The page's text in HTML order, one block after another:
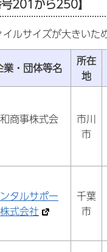
号201から250】
ルサイズが大きいた
業・団体等名
所在
地
商事株式会
市川
市
タルサポー
式会社
千葉
市